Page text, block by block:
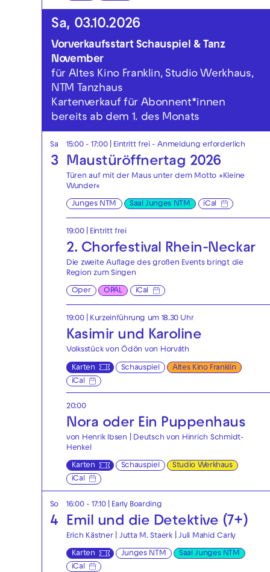
Sa, 03.10.2026
Vorverkaufsstart Schauspiel & Tanz
November
für Altes Kino Franklin, Studio Werkhaus,
NTM Tanzhaus
Kartenverkauf für Abonnent*innen
bereits ab dem 1. des Monats
Sa
3
15:00 - 17:00| Eintritt frei - Anmeldung erforderlich
Maustüröffnertag 2026
Türen auf mit der Maus unter dem Motto »Kleine
Wunder«
Junges NTM Saal Junges NTM iCal
19:00| Eintritt frei
2. Chorfestival Rhein-Neckar
Die zweite Auflage des großen Events bringt die
Region zum Singen
Oper OPAL iCal
19:00 | Kurzeinführung um 18.30 Uhr
Kasimir und Karoline
Volksstück von Ödön von Horváth
Karten Schauspiel
Altes Kino Franklin
iCal
20:00
Nora oder Ein Puppenhaus
von Henrik Ibsen | Deutsch von Hinrich Schmidt-
Henkel
Karten Schauspiel
Studio Werkhaus
iCal
So
4
16:00 - 17:10| Early Boarding
Emil und die Detektive (7+)
Erich Kästner | Jutta M. Staerk | Juli Mahid Carly
Karten Junges NTM
Saal Junges NTM
iCal